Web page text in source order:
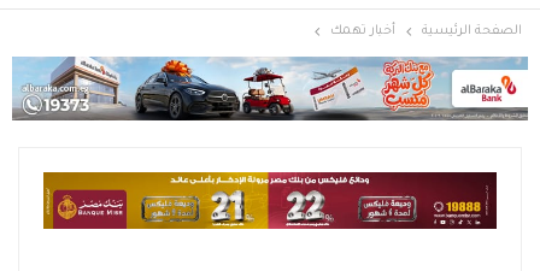
الصفحة الرئيسية أخبار تهمك